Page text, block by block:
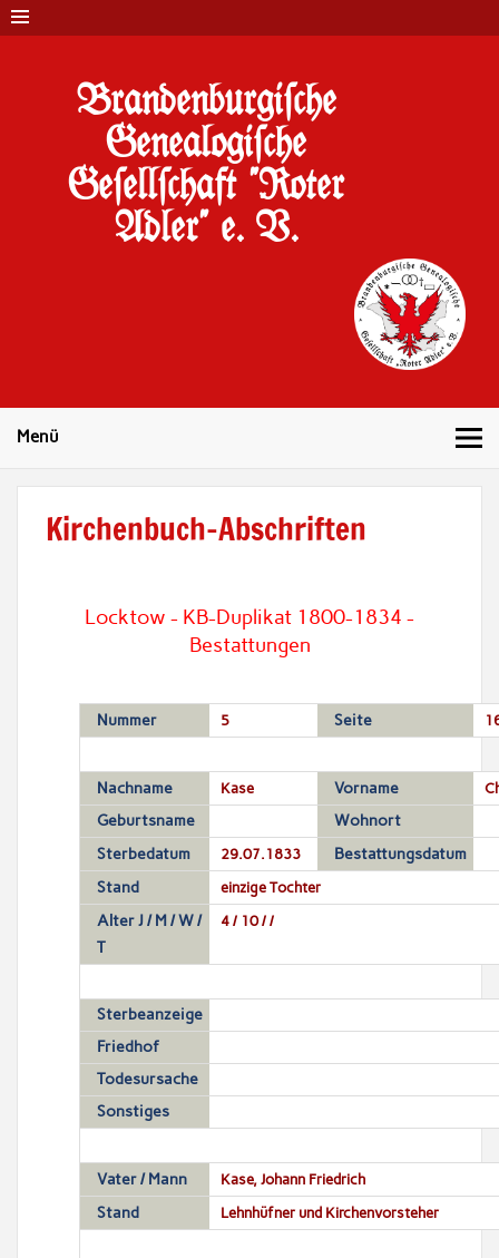
Brandenburgi#che
Genealogi#che
Ge#ell#chaft "Roter
Adler" e. V.
Menü
Kirchenbuch-Abschriften
Locktow - KB-Duplikat 1800-1834 -
Bestattungen
Nummer 5 Seite
Nachname Kase Vorname
Geburtsname
Wohnort
Sterbedatum
29.07.1833
Bestattungsdatum
Stand
einzige Tochter
Alter J / M / W /
T
4 / 10 / /
Sterbeanzeige
Friedhof
Todesursache
Sonstiges
Vater / Mann Kase, Johann Friedrich
Stand Lehnhüfner und Kirchenvorsteher